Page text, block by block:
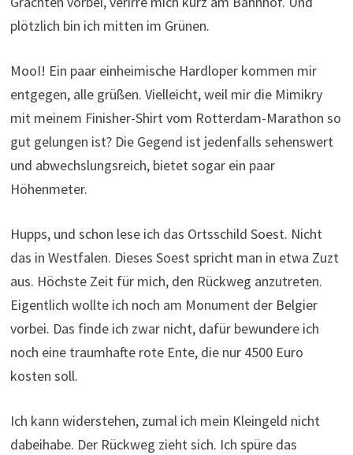
plötzlich bin ich mitten im Grünen.
MooI! Ein paar einheimische Hardloper kommen mir
entgegen, alle grüßen. Vielleicht, weil mir die Mimikry
mit meinem Finisher-Shirt vom Rotterdam-Marathon so
gut gelungen ist? Die Gegend ist jedenfalls sehenswert
und abwechslungsreich, bietet sogar ein paar
Höhenmeter.
Hupps, und schon lese ich das Ortsschild Soest. Nicht
das in Westfalen. Dieses Soest spricht man in etwa Zuzt
aus. Höchste Zeit für mich, den Rückweg anzutreten.
Eigentlich wollte ich noch am Monument der Belgier
vorbei. Das finde ich zwar nicht, dafür bewundere ich
noch eine traumhafte rote Ente, die nur 4500 Euro
kosten soll.
Ich kann widerstehen, zumal ich mein Kleingeld nicht
dabeihabe. Der Rückweg zieht sich. Ich spüre das